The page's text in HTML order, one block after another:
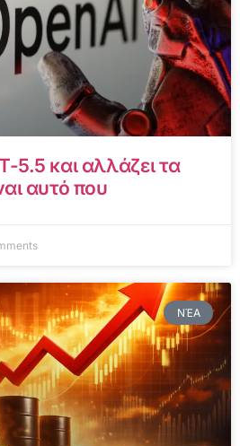
5.5 και αλλάζει τα
αυτό που
ΝΈΑ